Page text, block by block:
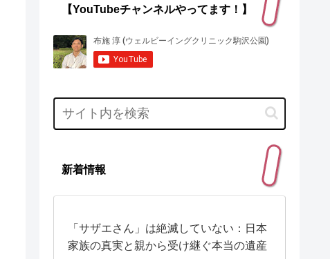
【YouTubeチャンネルやってます！】
新着情報
「サザエさん」は絶滅していない：日本
家族の真実と親から受け継ぐ本当の遺産